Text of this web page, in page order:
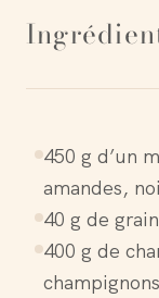
450 g d’un
amandes,
40 g de
400 g de